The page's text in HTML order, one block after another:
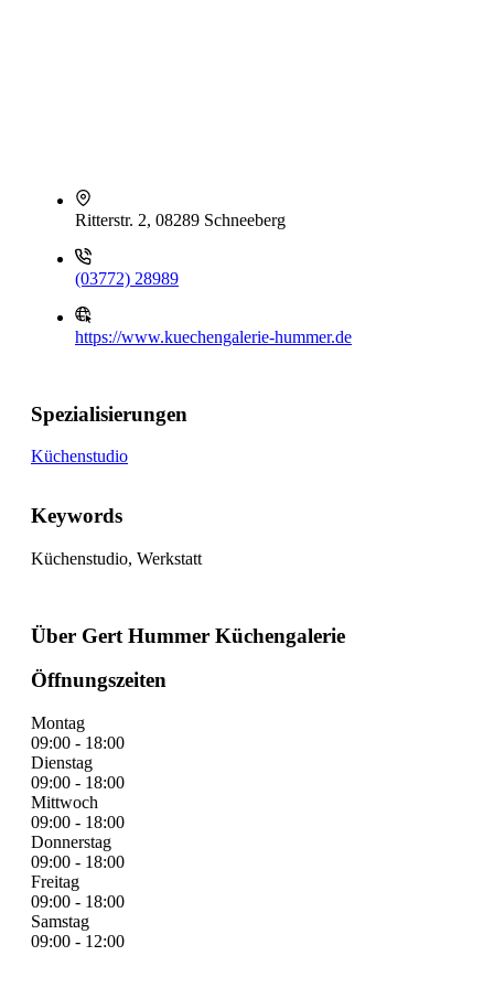
Ritterstr. 2, 08289 Schneeberg
(03772) 28989
https://www.kuechengalerie-hummer.de
Spezialisierungen
Küchenstudio
Keywords
Küchenstudio, Werkstatt
Über Gert Hummer Küchengalerie
Öffnungszeiten
Montag
09:00 - 18:00
Dienstag
09:00 - 18:00
Mittwoch
09:00 - 18:00
Donnerstag
09:00 - 18:00
Freitag
09:00 - 18:00
Samstag
09:00 - 12:00